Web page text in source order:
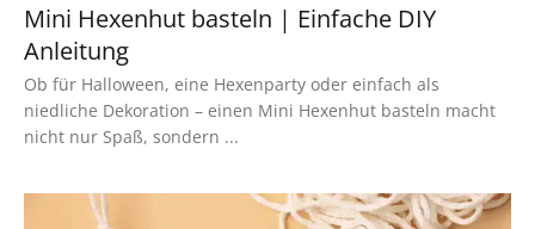
Mini Hexenhut basteln | Einfache DIY
Anleitung
Ob für Halloween, eine Hexenparty oder einfach als
niedliche Dekoration – einen Mini Hexenhut basteln macht
nicht nur Spaß, sondern ...